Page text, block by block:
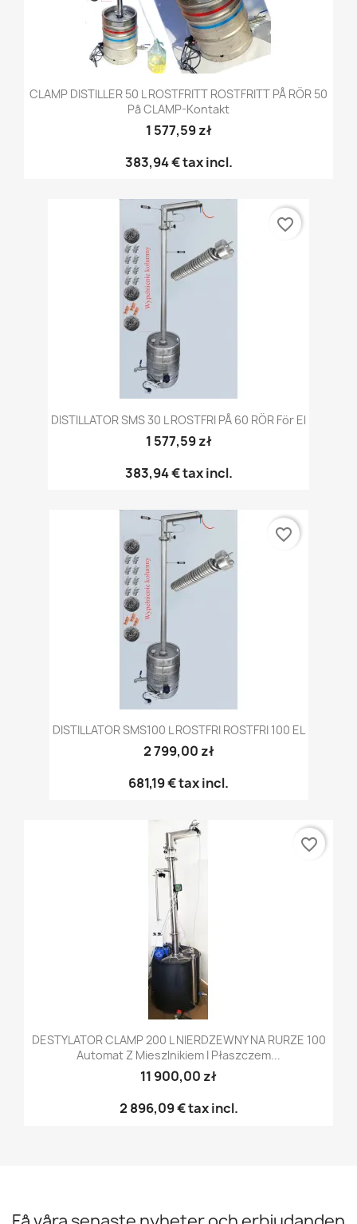
CLAMP DISTILLER 50 L ROSTFRITT ROSTFRITT PÅ RÖR 50
På CLAMP-Kontakt
1 577,59 zł
383,94 €tax incl.
DISTILLATOR SMS 30 L ROSTFRI PÅ 60 RÖR För El
1 577,59 zł
383,94 €tax incl.
favorite_border
DISTILLATOR SMS100 L ROSTFRI ROSTFRI 100 EL
2 799,00 zł
681,19 €tax incl.
favorite_border
DESTYLATOR CLAMP 200 L NIERDZEWNY NA RURZE 100
Automat Z Mieszlnikiem I Płaszczem...
11 900,00 zł
2 896,09 €tax incl.
favorite_border